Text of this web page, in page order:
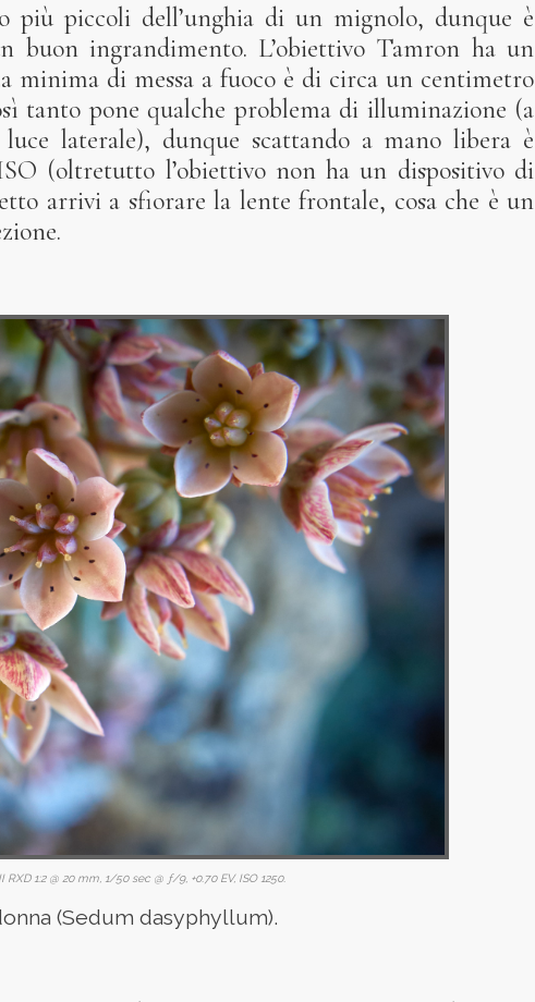
più piccoli dell’unghia di un mignolo, dunque è
buon ingrandimento. L’obiettivo Tamron ha un
minima di messa a fuoco è di circa un centimetro
tanto pone qualche problema di illuminazione (a
laterale), dunque scattando a mano libera è
(oltretutto l’obiettivo non ha un dispositivo di
arrivi a sfiorare la lente frontale, cosa che è un
1:2 @ 20 mm, 1/50 sec @ ƒ/9, +0.70 EV, ISO 1250.
(Sedum dasyphyllum).